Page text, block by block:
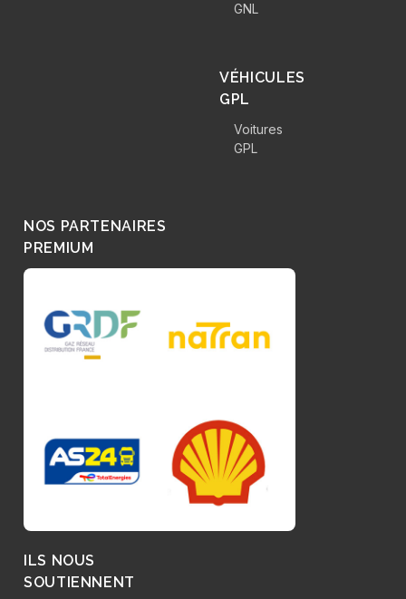
GNL
VÉHICULES
GPL
Voitures
GPL
NOS PARTENAIRES
PREMIUM
ILS NOUS
SOUTIENNENT